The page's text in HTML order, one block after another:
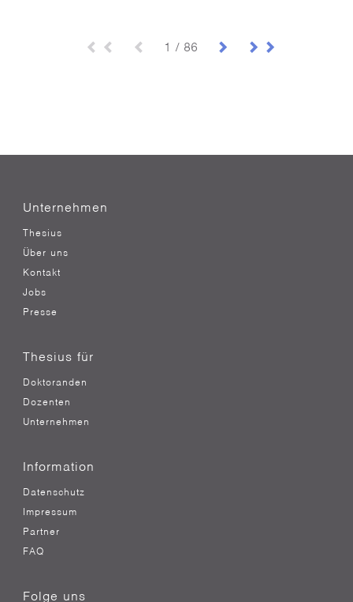
1 / 86
Unternehmen
Thesius
Über uns
Kontakt
Jobs
Presse
Thesius für
Doktoranden
Dozenten
Unternehmen
Information
Datenschutz
Impressum
Partner
FAQ
Folge uns